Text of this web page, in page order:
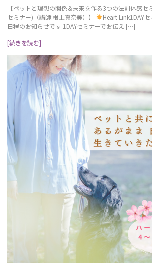
【ペットと理想の関係＆未来を作る3つの法則体感セ
セミナー)（講師:根上真奈美）】
Heart Link1DAYセ
日程のお知らせです 1DAYセミナーでお伝え […]
[続きを読む]